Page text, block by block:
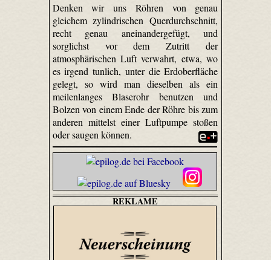
Denken wir uns Röhren von genau
gleichem zylindrischen Querdurchschnitt,
recht genau aneinandergefügt, und
sorglichst vor dem Zutritt der
atmosphärischen Luft verwahrt, etwa, wo
es irgend tunlich, unter die Erdoberfläche
gelegt, so wird man dieselben als ein
meilenlanges Blase­rohr benutzen und
Bolzen von einem Ende der Röhre bis zum
anderen mittelst einer Luftpumpe stoßen
oder saugen können.
REKLAME